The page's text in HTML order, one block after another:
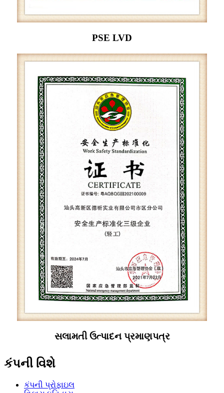
PSE LVD
સલામતી ઉત્પાદન પ્રમાણપત્ર
કંપની વિશે
કંપની પ્રોફાઇલ